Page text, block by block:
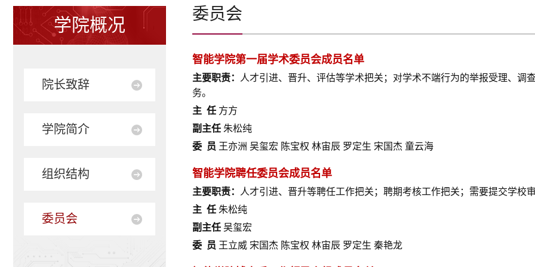
学院概况
院长致辞
学院简介
组织结构
委员会
委员会
智能学院第一届学术委员会成员名单
主要职责：
人才引进、晋升、评估等学术把关；对学术不端行为的举报受理、调
务。
主 任 方方
副主任 朱松纯
委 员 王亦洲 吴玺宏 陈宝权 林宙辰 罗定生 宋国杰 童云海
智能学院聘任委员会成员名单
主要职责：
人才引进、晋升等聘任工作把关；聘期考核工作把关；需要提交学校
主 任 朱松纯
副主任 吴玺宏
委 员 王立威 宋国杰 陈宝权 林宙辰 罗定生 秦艳龙